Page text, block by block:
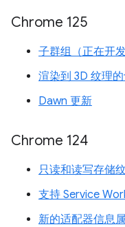
Chrome 125
子群组（正在开发
渲染到 3D 纹理
Dawn 更新
Chrome 124
只读和读写存储
支持 Service
新的适配器信息